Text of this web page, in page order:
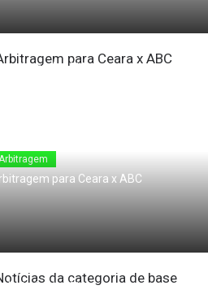
de Junho de 2010
para Ceara x ABC
de Junho de 2010